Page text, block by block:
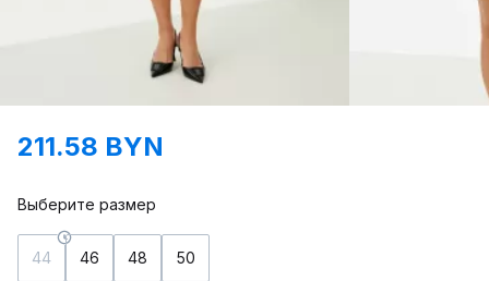
211.58 BYN
Выберите размер
44 46 48 50